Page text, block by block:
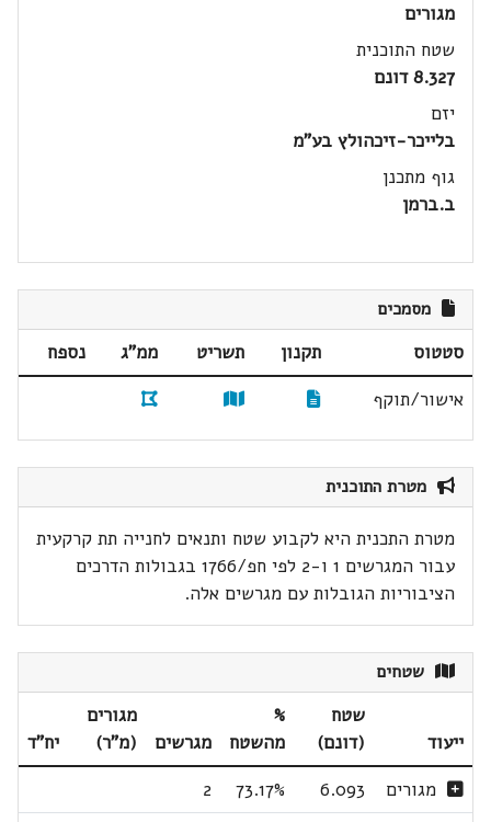
מגורים
שטח התוכנית
8.327 דונם
יזם
בלייכר-זיכהולץ בע"מ
גוף מתכנן
ב.ברמן
מסמכים
סטטוס תקנון תשריט ממ"ג
נספח
אישור/תוקף
מטרת התוכנית
מטרת התכנית היא לקבוע שטח ותנאים לחנייה תת קרקעית
עבור המגרשים 1 ו-2 לפי חפ/1766 בגבולות הדרכים
הציבוריות הגובלות עם מגרשים אלה.
שטחים
ייעוד
שטח
(דונם)
%
מהשטח
מגרשים
מגורים
(מ"ר)
יח"ד
מגורים
6.093
73.17%
2